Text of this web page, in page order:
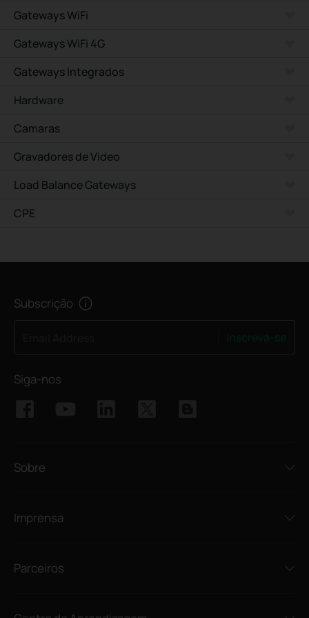
Gateways WiFi
Gateways WiFi 4G
Gateways Integrados
Hardware
Camaras
Gravadores de Video
Load Balance Gateways
CPE
Subscrição
Siga-nos
Sobre
Imprensa
Parceiros